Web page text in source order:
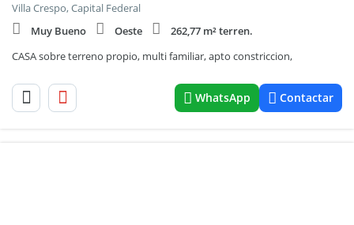
Villa Crespo, Capital Federal
Muy Bueno
Oeste
262,77 m² terren.
CASA sobre terreno propio, multi familiar, apto constriccion,
WhatsApp Contactar